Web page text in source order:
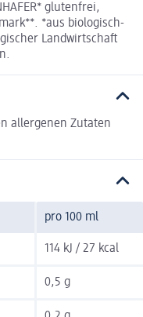
glutenfrei,
*aus biologisch-
Landwirtschaft
allergenen Zutaten
pro 100 ml
114 kJ / 27 kcal
0,5 g